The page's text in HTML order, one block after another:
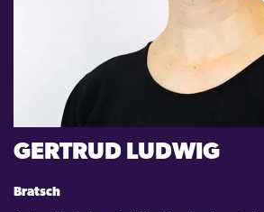
GAVEKORT
CARL NIELSEN INTERNATIONAL
GERTRUD LUDWIG
Bratsch